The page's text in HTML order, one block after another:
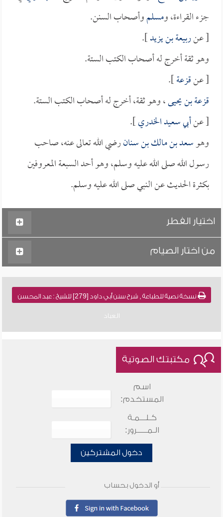
جزء القراءة، ومسلموأصحاب السنن.
[ عنربيعة بن يزيد].
وهو ثقة أخرج له أصحاب الكتب الستة.
[ عنقزعة].
قزعة بن يحيى، وهو ثقة، أخرج له أصحاب الكتب الستة.
[ عنأبي سعيد الخدري].
وهوسعد بن مالك بن سنانرضي الله تعالى عنه، صاحب
رسول الله صلى الله عليه وسلم، وهو أحد السبعة المعروفين
بكثرة الحديث عن النبي صلى الله عليه وسلم.
اختيار الفطر
من اختار الصيام
نسخة نصية للطباعة , شرح سنن أبي داود [279] للشيخ : عبد المحسن
العباد
مكتبتك الصوتية
اسم
المستخدم:
كـلـــمـة
الـمـــــرور:
دخول المشتركين
أو الدخول بحساب